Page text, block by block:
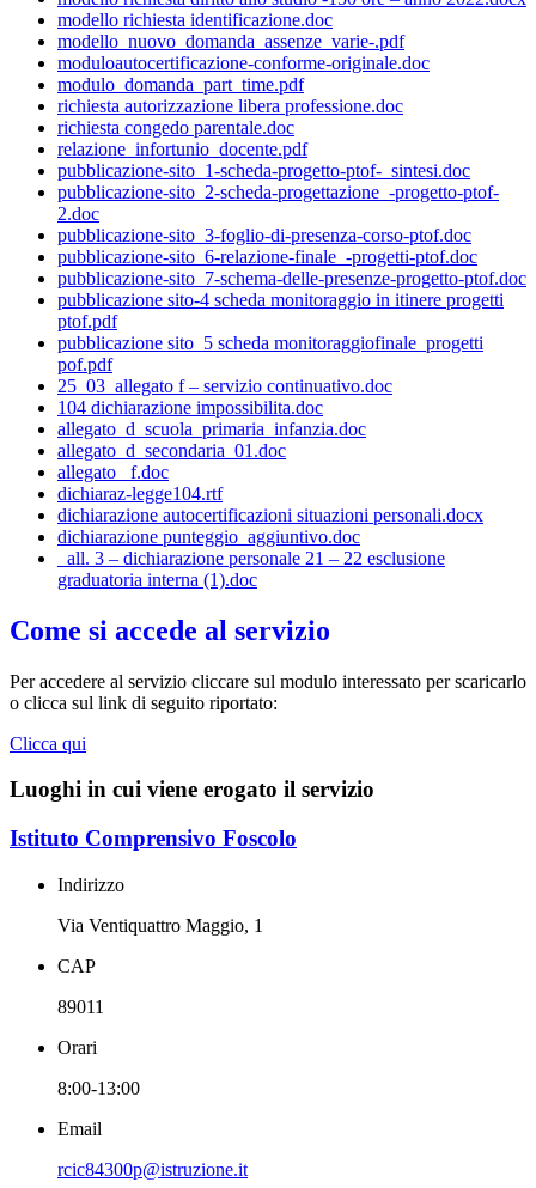
modello richiesta identificazione.doc
modello_nuovo_domanda_assenze_varie-.pdf
moduloautocertificazione-conforme-originale.doc
modulo_domanda_part_time.pdf
richiesta autorizzazione libera professione.doc
richiesta congedo parentale.doc
relazione_infortunio_docente.pdf
pubblicazione-sito_1-scheda-progetto-ptof-_sintesi.doc
pubblicazione-sito_2-scheda-progettazione_-progetto-ptof-
2.doc
pubblicazione-sito_3-foglio-di-presenza-corso-ptof.doc
pubblicazione-sito_6-relazione-finale_-progetti-ptof.doc
pubblicazione-sito_7-schema-delle-presenze-progetto-ptof.doc
pubblicazione sito-4 scheda monitoraggio in itinere progetti
ptof.pdf
pubblicazione sito_5 scheda monitoraggiofinale_progetti
pof.pdf
25_03_allegato f – servizio continuativo.doc
104 dichiarazione impossibilita.doc
allegato_d_scuola_primaria_infanzia.doc
allegato_d_secondaria_01.doc
allegato _f.doc
dichiaraz-legge104.rtf
dichiarazione autocertificazioni situazioni personali.docx
dichiarazione punteggio_aggiuntivo.doc
_all. 3 – dichiarazione personale 21 – 22 esclusione
graduatoria interna (1).doc
Come si accede al servizio
Per accedere al servizio cliccare sul modulo interessato per scaricarlo
o clicca sul link di seguito riportato:
Clicca qui
Luoghi in cui viene erogato il servizio
Istituto Comprensivo Foscolo
Indirizzo
Via Ventiquattro Maggio, 1
CAP
89011
Orari
8:00-13:00
Email
rcic84300p@istruzione.it